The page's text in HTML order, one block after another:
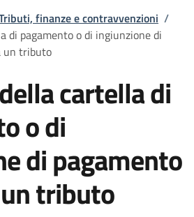
finanze e contravvenzioni /
di pagamento o di ingiunzione di
un tributo
cartella di
o di
di pagamento
tributo